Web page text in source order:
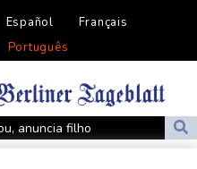
Español
Français
Português
anuncia filho
idealizadores do